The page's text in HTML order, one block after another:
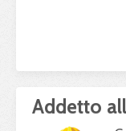
Addetto